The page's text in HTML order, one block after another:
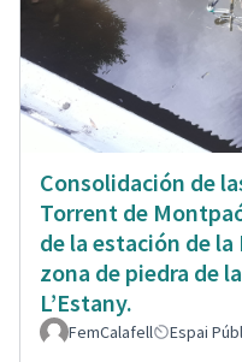
Consolidación de
Torrent de
de la estación de
zona de piedra de
L’Estany.
FemCalafell Espai